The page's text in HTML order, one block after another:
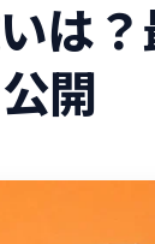
は
開